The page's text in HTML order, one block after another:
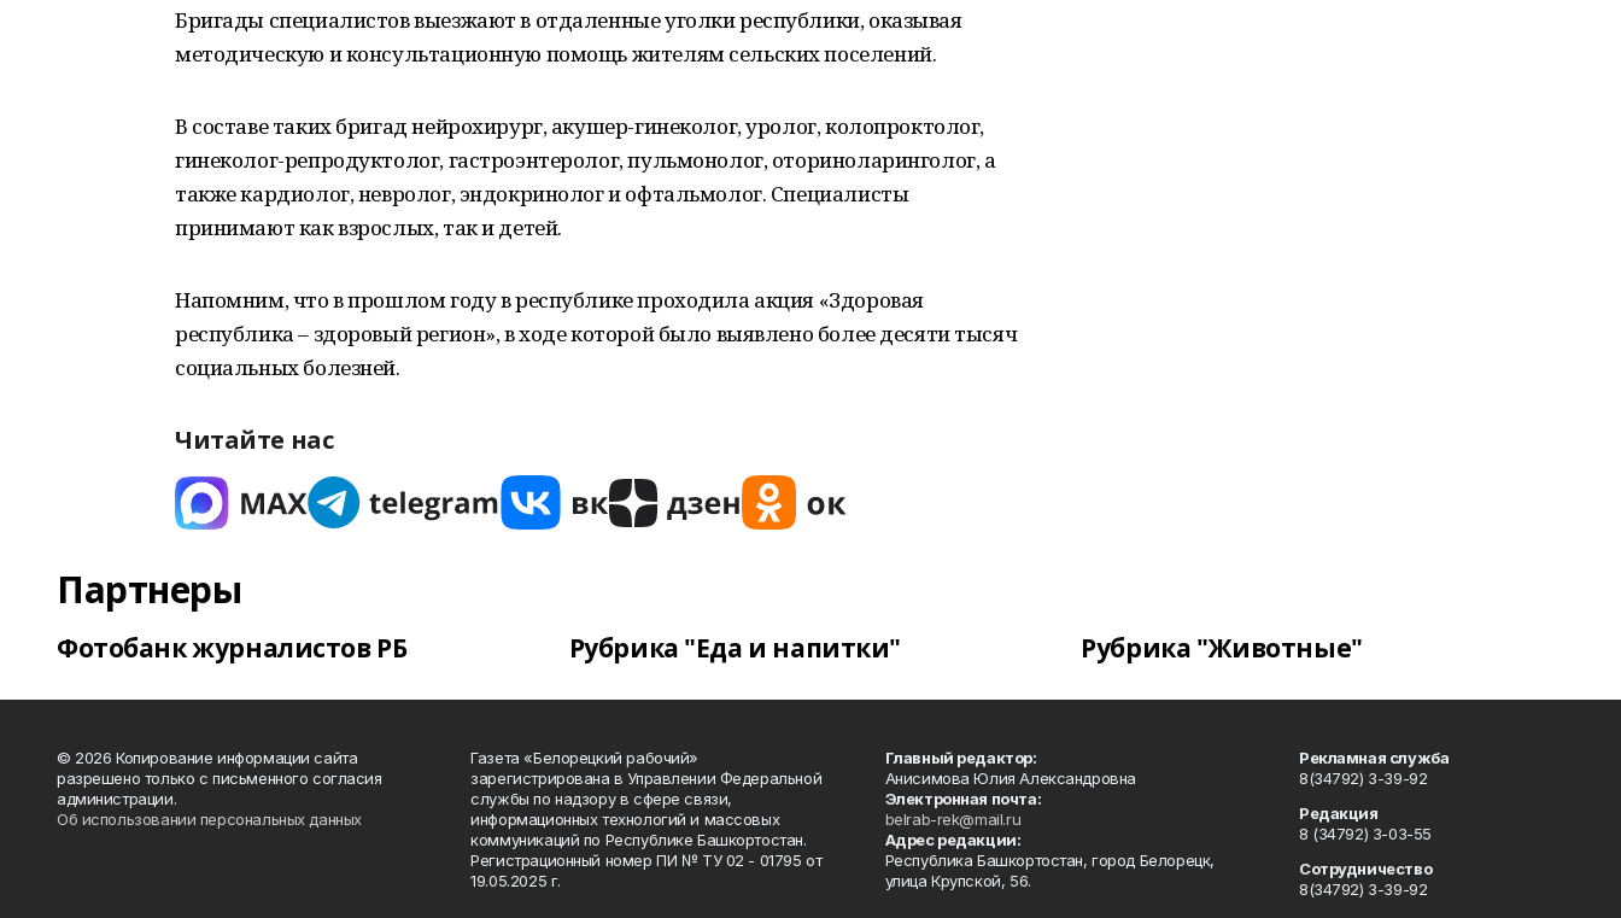
Бригады специалистов выезжают в отдаленные уголки республики, оказывая
методическую и консультационную помощь жителям сельских поселений.
В составе таких бригад нейрохирург, акушер-гинеколог, уролог, колопроктолог,
гинеколог-репродуктолог, гастроэнтеролог, пульмонолог, оториноларинголог, а
также кардиолог, невролог, эндокринолог и офтальмолог. Специалисты
принимают как взрослых, так и детей.
Напомним, что в прошлом году в республике проходила акция «Здоровая
республика – здоровый регион», в ходе которой было выявлено более десяти тысяч
социальных болезней.
Читайте нас
Партнеры
Фотобанк журналистов РБ Рубрика "Еда и напитки" Рубрика "Животные"
© 2026 Копирование информации сайта
разрешено только с письменного согласия
администрации.
Об использовании персональных данных
Газета «Белорецкий рабочий»
зарегистрирована в Управлении Федеральной
службы по надзору в сфере связи,
информационных технологий и массовых
коммуникаций по Республике Башкортостан.
Регистрационный номер ПИ № ТУ 02 - 01795 от
19.05.2025 г.
Главный редактор:
Анисимова Юлия Александровна
Электронная почта:
belrab-rek@mail.ru
Адрес редакции:
Республика Башкортостан, город Белорецк,
улица Крупской, 56.
Рекламная служба
8(34792) 3-39-92
Редакция
8 (34792) 3-03-55
Сотрудничество
8(34792) 3-39-92